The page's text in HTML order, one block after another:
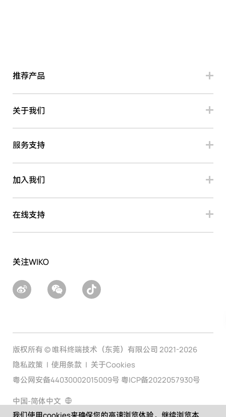
推荐产品
关于我们
服务支持
加入我们
在线支持
关注WIKO
版权所有 © 唯科终端技术（东莞）有限公司 2021-2026
隐私政策
使用条款
关于Cookies
粤公网安备44030002015009号 粤ICP备2022057930号
中国-简体中文
我们使用cookies来确保您的高速浏览体验。继续浏览本